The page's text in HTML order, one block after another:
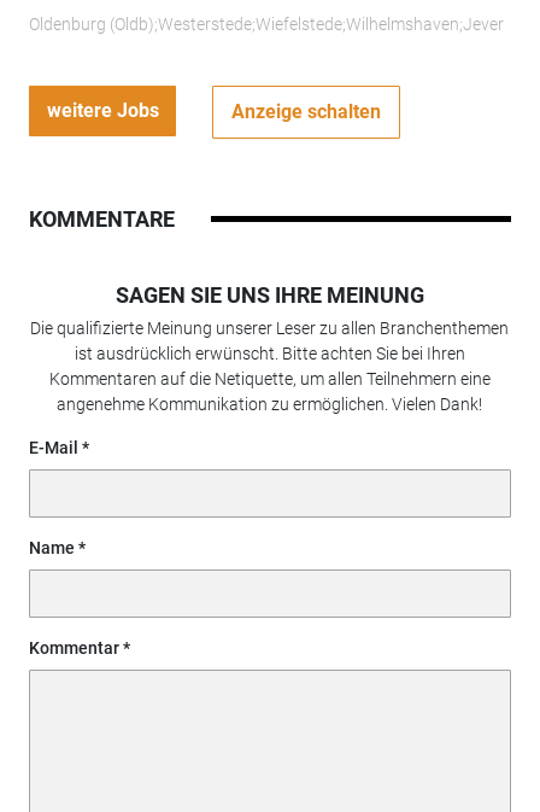
Oldenburg (Oldb);Westerstede;Wiefelstede;Wilhelmshaven;Jever
weitere Jobs Anzeige schalten
KOMMENTARE
SAGEN SIE UNS IHRE MEINUNG
Die qualifizierte Meinung unserer Leser zu allen Branchenthemen
ist ausdrücklich erwünscht. Bitte achten Sie bei Ihren
Kommentaren auf die Netiquette, um allen Teilnehmern eine
angenehme Kommunikation zu ermöglichen. Vielen Dank!
E-Mail
Name
Kommentar